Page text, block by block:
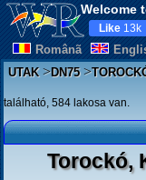
Welcome
Românã
Like 13k
UTAK>DN75>
található, 584 lakosa van.
Torockó,